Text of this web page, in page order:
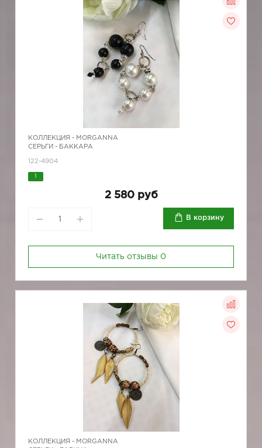
КОЛЛЕКЦИЯ - MORGANNA
СЕРЬГИ - БАККАРА
122-4904
2 580 руб
В корзину
Читать отзывы 0
КОЛЛЕКЦИЯ - MORGANNA